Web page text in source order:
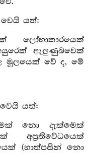
යත්:
ලෝභාකාරයෙක්
ඇලුණුබවෙක්
මූලයෙක් වේ ද, මේ
යත්:
නො දැක්මෙක්
අප්‍රතිවේධයෙක්
(හාත්පසින් නො